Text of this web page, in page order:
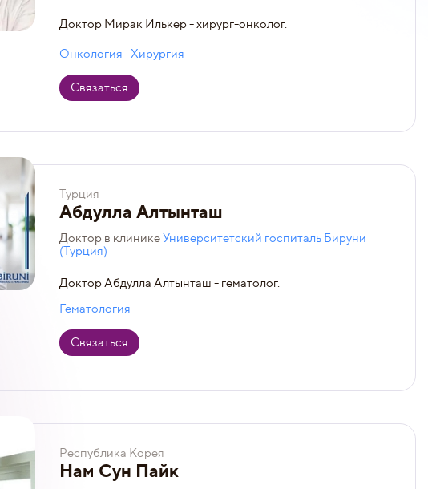
Доктор Мирак Илькер - хирург-онколог.
Онкология Хирургия
Связаться
Турция
Абдулла Алтынташ
Доктор в клиникеУниверситетский госпиталь Бируни
(Турция)
Доктор Абдулла Алтынташ - гематолог.
Гематология
Связаться
Республика Корея
Нам Сун Пайк